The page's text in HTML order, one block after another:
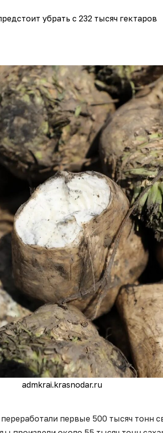
убрать с 232 тысяч гектаров
admkrai.krasnodar.ru
первые 500 тысяч тонн